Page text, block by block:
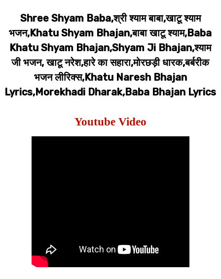
Shree Shyam Baba,श्री श्याम बाबा,खाटू श्याम
भजन,Khatu Shyam Bhajan,बाबा खाटू श्याम,Baba
Khatu Shyam Bhajan,Shyam Ji Bhajan,श्याम
जी भजन, खाटू नरेश,हारे का सहारा,मोरछड़ी धारक,बर्बरीक
भजन लीरिक्स,Khatu Naresh Bhajan
Lyrics,Morekhadi Dharak,Baba Bhajan Lyrics
Youtube Video